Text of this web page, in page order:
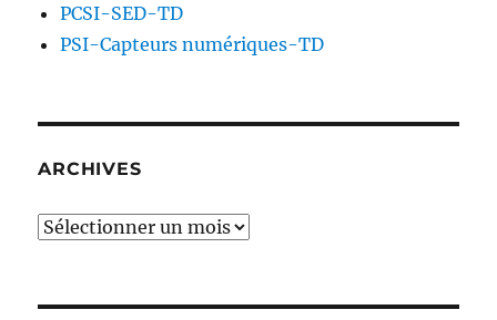
PCSI-SED-TD
PSI-Capteurs numériques-TD
ARCHIVES
Archives